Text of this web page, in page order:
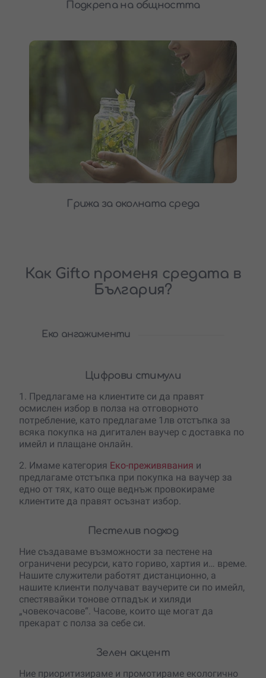
Подкрепа на общността
Грижа за околната среда
Как Gifto променя средата в
България?
Еко ангажименти
Цифрови стимули
1. Предлагаме на клиентите си да правят
осмислен избор в полза на отговорното
потребление, като предлагаме 1лв отстъпка за
всяка покупка на дигитален ваучер с доставка по
имейл и плащане онлайн.
2. Имаме категория Еко-преживявания и
предлагаме отстъпка при покупка на ваучер за
едно от тях, като още веднъж провокираме
клиентите да правят осъзнат избор.
Пестелив подход
Ние създаваме възможности за пестене на
ограничени ресурси, като гориво, хартия и… време.
Нашите служители работят дистанционно, а
нашите клиенти получават ваучерите си по имейл,
спестявайки тонове отпадък и хиляди
„човекочасове“. Часове, които ще могат да
прекарат с полза за себе си.
Зелен акцент
Ние приоритизираме и промотираме екологично